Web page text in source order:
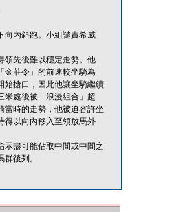
向內斜跑。小組譴責希威
領先後難以穩定走勢。他
金莊令」的前速較坐騎為
始搶口，因此他讓坐騎繼續
米處後被「浪漫組合」超
當時的走勢，他被迫容許坐
得以向內移入至領放馬外
示盡可能佔取中間或中間之
後列。